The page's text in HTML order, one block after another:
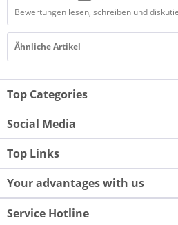
Bewertungen lesen, schreiben und
Ähnliche Artikel
Top Categories
Social Media
Top Links
Your advantages with us
Service Hotline